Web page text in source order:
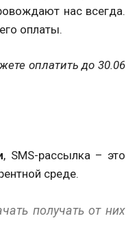
нас всегда.
оплаты.
оплатить до 30.06
, SMS-рассылка – это
среде.
получать от них